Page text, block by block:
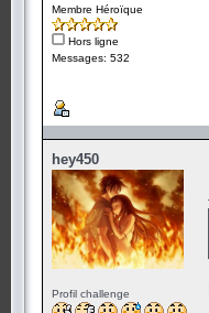
Membre Héroïque
Hors ligne
Messages: 532
hey450
Profil challenge